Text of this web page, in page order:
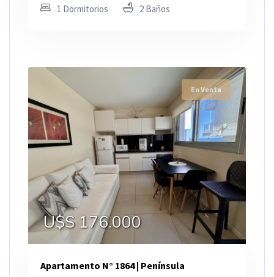
1 Dormitorios 2 Baños
En Venta
U$S 176.000
Apartamento N° 1864 | Península